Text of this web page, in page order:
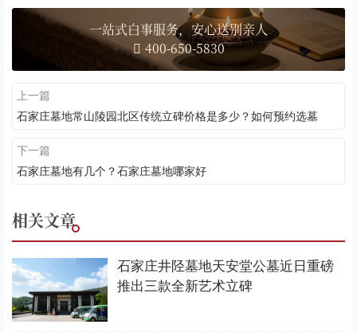
一站式白事服务，安心送别亲人
400-650-5830
上一篇
石家庄墓地常山陵园北区传统立碑价格是多少？如何预约选墓
下一篇
石家庄墓地有几个？石家庄墓地哪家好
相关文章
石家庄井陉墓地天安堂公墓近日重磅
推出三款全新艺术立碑